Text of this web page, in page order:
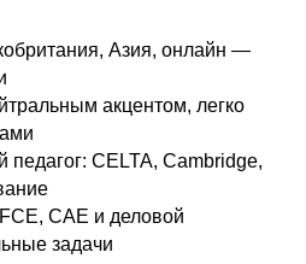
Азия, онлайн —
акцентом, легко
CELTA, Cambridge,
CAE и деловой
задачи